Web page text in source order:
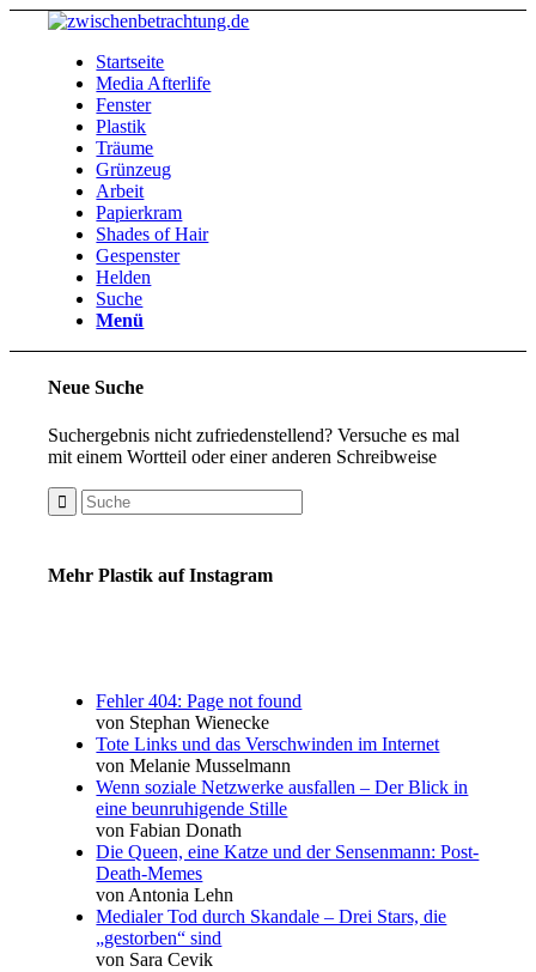
Startseite
Media Afterlife
Fenster
Plastik
Träume
Grünzeug
Arbeit
Papierkram
Shades of Hair
Gespenster
Helden
Suche
Menü
Neue Suche
Suchergebnis nicht zufriedenstellend? Versuche es mal
mit einem Wortteil oder einer anderen Schreibweise
Mehr Plastik auf Instagram
Fehler 404: Page not found
von Stephan Wienecke
Tote Links und das Verschwinden im Internet
von Melanie Musselmann
Wenn soziale Netzwerke ausfallen – Der Blick in
eine beunruhigende Stille
von Fabian Donath
Die Queen, eine Katze und der Sensenmann: Post-
Death-Memes
von Antonia Lehn
Medialer Tod durch Skandale – Drei Stars, die
„gestorben“ sind
von Sara Cevik